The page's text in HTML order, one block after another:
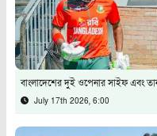
বাংলাদেশের দুই ওপেনার সাইফ এবং
July 17th 2026, 6:00